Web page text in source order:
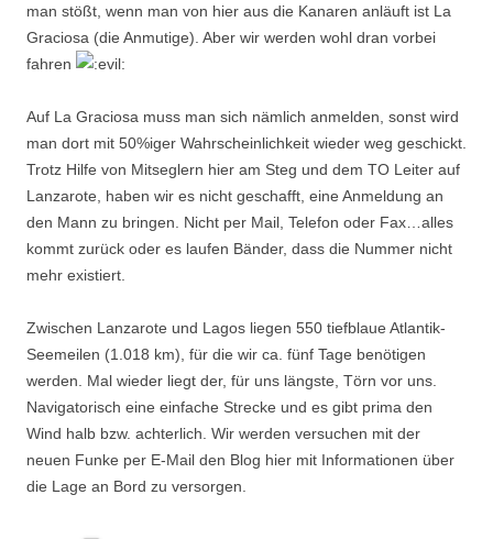
man stößt, wenn man von hier aus die Kanaren anläuft ist La
Graciosa (die Anmutige). Aber wir werden wohl dran vorbei
fahren
Auf La Graciosa muss man sich nämlich anmelden, sonst wird
man dort mit 50%iger Wahrscheinlichkeit wieder weg geschickt.
Trotz Hilfe von Mitseglern hier am Steg und dem TO Leiter auf
Lanzarote, haben wir es nicht geschafft, eine Anmeldung an
den Mann zu bringen. Nicht per Mail, Telefon oder Fax…alles
kommt zurück oder es laufen Bänder, dass die Nummer nicht
mehr existiert.
Zwischen Lanzarote und Lagos liegen 550 tiefblaue Atlantik-
Seemeilen (1.018 km), für die wir ca. fünf Tage benötigen
werden. Mal wieder liegt der, für uns längste, Törn vor uns.
Navigatorisch eine einfache Strecke und es gibt prima den
Wind halb bzw. achterlich. Wir werden versuchen mit der
neuen Funke per E-Mail den Blog hier mit Informationen über
die Lage an Bord zu versorgen.